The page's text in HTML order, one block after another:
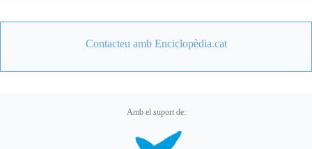
Contacteu amb Enciclopèdia.cat
Amb el suport de: